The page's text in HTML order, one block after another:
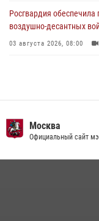
Росгвардия
воздушно-десантных
03 августа 2026, 08:00
Безопасность
содействии Росгвардии
Москва
Официальный сайт